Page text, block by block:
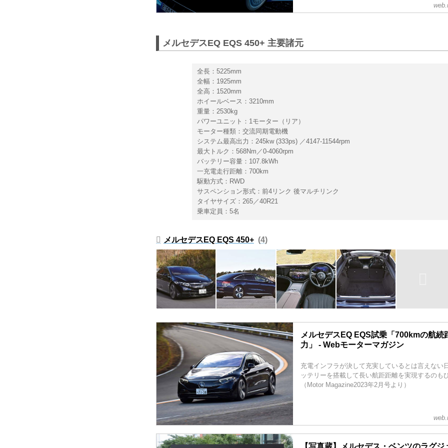
を開始し、デリバリーは10月ごろを予定している。
メルセデスEQ EQS 450+ 主要諸元
全長：5225mm
全幅：1925mm
全高：1520mm
ホイールベース：3210mm
重量：2530kg
パワーユニット：1モーター（リア）
モーター種類：交流同期電動機
システム最高出力：245kw (333ps) ／4147-11544rpm
最大トルク：568Nm／0-4060rpm
バッテリー容量：107.8kWh
一充電走行距離：700km
駆動方式：RWD
サスペンション形式：前4リンク 後マルチリンク
タイヤサイズ：265／40R21
乗車定員：5名
メルセデスEQ EQS 450+ 4
メルセデスEQ EQS試乗「700kmの航続
力」 - Webモーターマガジン
充電インフラが決して充実しているとは言えない
ッテリーを搭載して長い航距距離を実現するのも
（Motor Magazine2023年2月号より）
【写真蔵】メルセデス・ベンツのラグジ